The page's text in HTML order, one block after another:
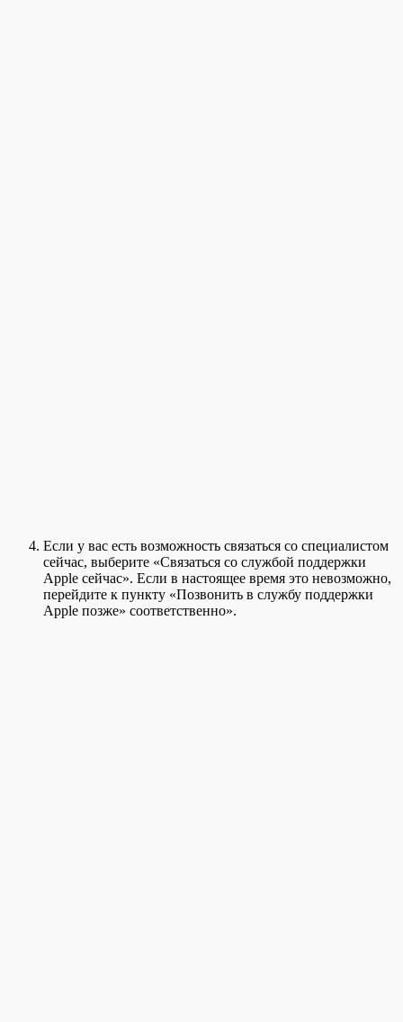
Если у вас есть возможность связаться со специалистом
сейчас, выберите «Связаться со службой поддержки
Apple сейчас». Если в настоящее время это невозможно,
перейдите к пункту «Позвонить в службу поддержки
Apple позже» соответственно».